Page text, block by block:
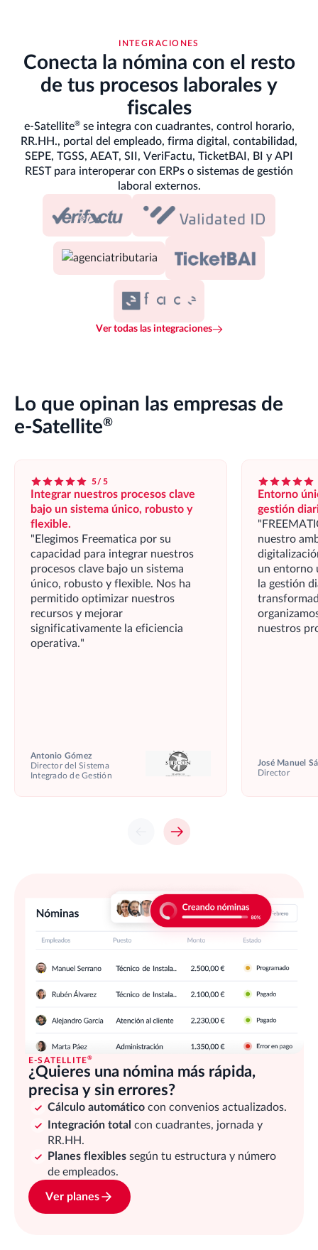
INTEGRACIONES
Conecta la nómina con el resto
de tus procesos laborales y
fiscales
e-Satellite®se integra con cuadrantes, control horario,
RR.HH., portal del empleado, firma digital, contabilidad,
SEPE, TGSS, AEAT, SII, VeriFactu, TicketBAI, BI y API
REST para interoperar con ERPs o sistemas de gestión
laboral externos.
Ver todas las integraciones
Lo que opinan las empresas de
e-Satellite®
5/5
Integrar nuestros procesos clave
bajo un sistema único, robusto y
flexible.
Elegimos Freematica por su
capacidad para integrar nuestros
procesos clave bajo un sistema
único, robusto y flexible. Nos ha
permitido optimizar nuestros
recursos y mejorar
significativamente la eficiencia
operativa.
Antonio Gómez
Director del Sistema
Integrado de Gestión
Entorno
gestión
nuestro
un entorno
la gestión
nuestros
José Manuel
Director
E-SATELLITE®
¿Quieres una nómina más rápida,
precisa y sin errores?
Cálculo automático con convenios actualizados.
Integración total con cuadrantes, jornada y
RR.HH.
Planes flexibles según tu estructura y número
de empleados.
Ver planes